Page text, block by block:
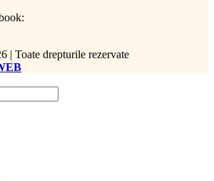
| Toate drepturile rezervate